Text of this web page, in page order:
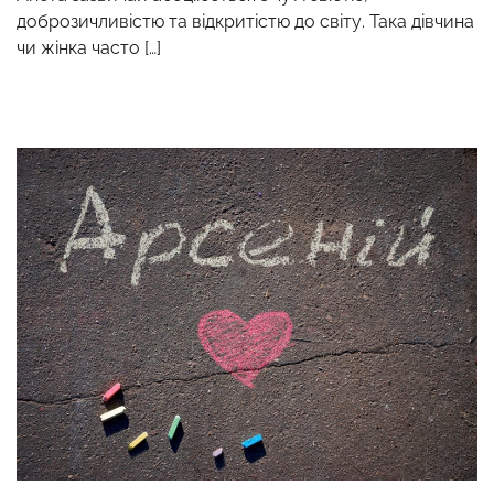
доброзичливістю та відкритістю до світу. Така дівчина
чи жінка часто […]